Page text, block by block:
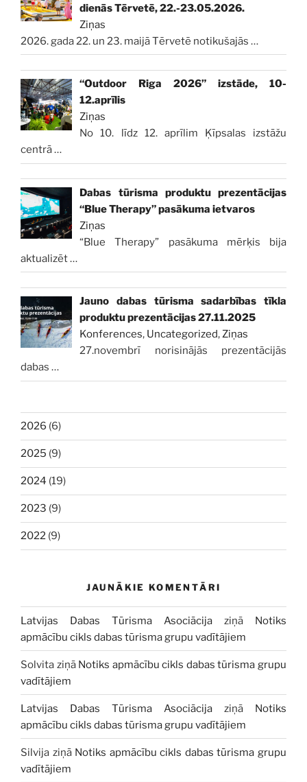
dienās Tērvetē, 22.-23.05.2026.
Ziņas
2026. gada 22. un 23. maijā Tērvetē notikušajās …
“Outdoor Riga 2026” izstāde, 10-
12.aprīlis
Ziņas
No 10. līdz 12. aprīlim Ķīpsalas izstāžu
centrā…
Dabas tūrisma produktu prezentācijas
“Blue Therapy” pasākuma ietvaros
Ziņas
“Blue Therapy” pasākuma mērķis bija
aktualizēt…
Jauno dabas tūrisma sadarbības tīkla
produktu prezentācijas 27.11.2025
Konferences, Uncategorized,Ziņas
27.novembrī norisinājās prezentācijās
dabas …
2026 (6)
2025 (9)
2024 (19)
2023 (9)
2022 (9)
JAUNĀKIE KOMENTĀRI
Latvijas Dabas Tūrisma Asociācija ziņā Notiks
apmācību cikls dabas tūrisma grupu vadītājiem
Solvita ziņā Notiks apmācību cikls dabas tūrisma grupu
vadītājiem
Latvijas Dabas Tūrisma Asociācija ziņā Notiks
apmācību cikls dabas tūrisma grupu vadītājiem
Silvija ziņā Notiks apmācību cikls dabas tūrisma grupu
vadītājiem